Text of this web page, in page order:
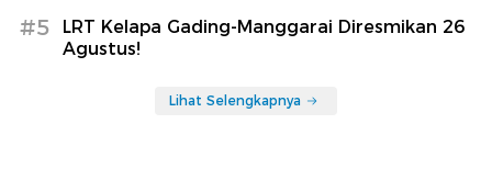
#5
LRT Kelapa Gading-Manggarai Diresmikan 26
Agustus!
Lihat Selengkapnya